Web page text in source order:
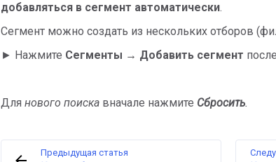
добавляться в сегмент автоматически.
Сегмент можно создать из нескольких отборов
► Нажмите Сегменты → Добавить сегмент
Для нового поиска вначале нажмите Сбросить.
Предыдущая статья